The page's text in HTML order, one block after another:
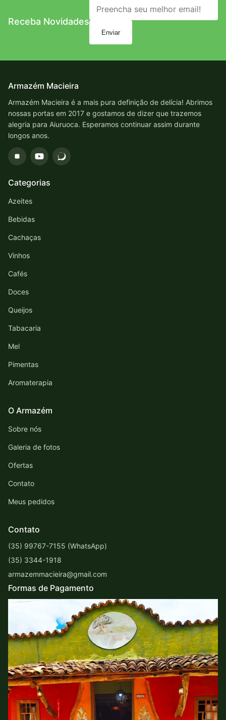
Receba Novidades
Enviar
Armazém Macieira
Armazém Macieira é a mais pura definição de delícia! Abrimos
nossas portas em 2017 e gostamos de dizer que trazemos
alegria para Aiuruoca. Esperamos continuar assim durante
longos anos.
Categorias
Azeites
Bebidas
Cachaças
Vinhos
Cafés
Doces
Queijos
Tabacaria
Mel
Pimentas
Aromaterapia
O Armazém
Sobre nós
Galeria de fotos
Ofertas
Contato
Meus pedidos
Contato
(35) 99767-7155 (WhatsApp)
(35) 3344-1918
armazemmacieira@gmail.com
Formas de Pagamento